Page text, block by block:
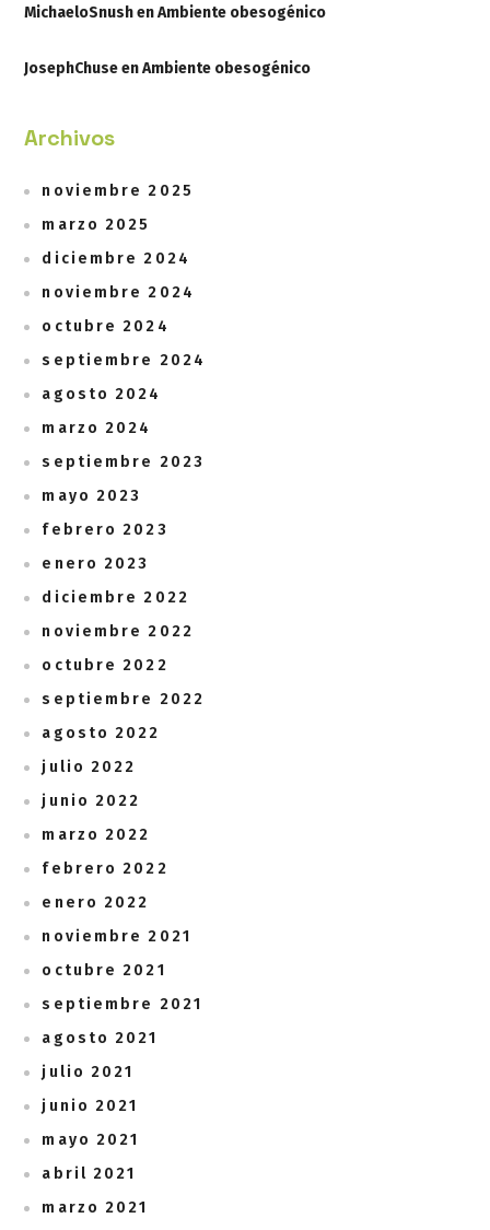
MichaeloSnushenAmbiente obesogénico
JosephChuseenAmbiente obesogénico
Archivos
noviembre 2025
marzo 2025
diciembre 2024
noviembre 2024
octubre 2024
septiembre 2024
agosto 2024
marzo 2024
septiembre 2023
mayo 2023
febrero 2023
enero 2023
diciembre 2022
noviembre 2022
octubre 2022
septiembre 2022
agosto 2022
julio 2022
junio 2022
marzo 2022
febrero 2022
enero 2022
noviembre 2021
octubre 2021
septiembre 2021
agosto 2021
julio 2021
junio 2021
mayo 2021
abril 2021
marzo 2021